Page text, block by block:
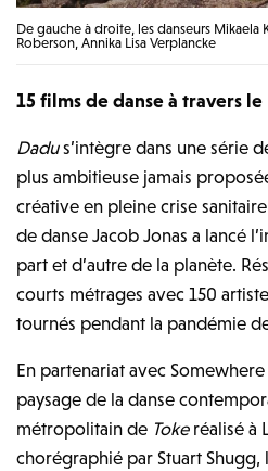
De gauche à droite, les danseurs Mikaela
Roberson, Annika Lisa Verplancke
15 films de danse à travers
Dadus’intègre dans une série
plus ambitieuse jamais
créative en pleine crise
de danse Jacob Jonas a lancé
part et d’autre de la planète.
courts métrages avec 150
tournés pendant la pandémie
En partenariat avec
paysage de la danse
métropolitain de Tokeréalisé à
chorégraphié par Stuart Shugg,